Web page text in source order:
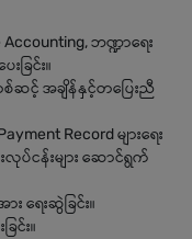
ဘဏ္ဍာရေး
ြင်း။
ဆင့် အချိန်နှင့်တပြေးညီ
Record များရေး
ပ်ငန်းများ ဆောင်ရွက်
ရေးဆွဲခြင်း။
င်း။